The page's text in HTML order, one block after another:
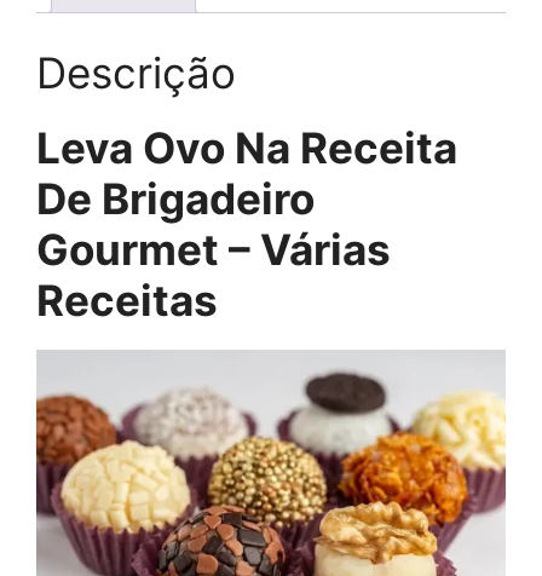
Descrição
Leva Ovo Na Receita
De Brigadeiro
Gourmet – Várias
Receitas